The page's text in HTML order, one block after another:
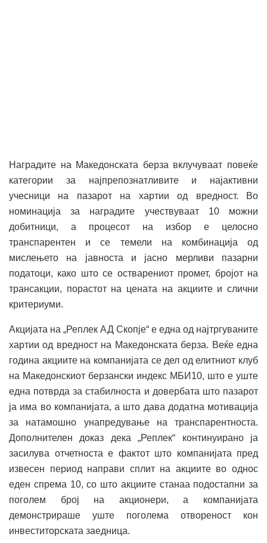
Наградите на Македонската берза вклучуваат повеќе
категории за најпрепознатливите и најактивни
учесници на пазарот на хартии од вредност. Во
номинација за наградите учествуваат 10 можни
добитници, a процесот на избор е целосно
транспарентен и се темели на комбинација од
мислењето на јавноста и јасно мерливи пазарни
податоци, како што се остварениот промет, бројот на
трансакции, порастот на цената на акциите и слични
критериуми.
Акцијата на „Реплек АД Скопје“ е една од најтргуваните
хартии од вредност на Македонската берза. Веќе една
година акциите на компанијата се дел од елитниот клуб
на Македонскиот берзански индекс МБИ10, што e уште
една потврда за стабилноста и довербата што пазарот
ја има во компанијата, а што дава додатна мотивација
за натамошно унапредување на транспарентноста.
Дополнителен доказ дека „Реплек“ континуирано ја
засилува отчетноста е фактот што компанијата пред
извесен период направи сплит на акциите во однос
еден спрема 10, со што акциите станаа подостапни за
поголем број на акционери, а компанијата
демонстрираше уште поголема отвореност кон
инвеститорската заедница.